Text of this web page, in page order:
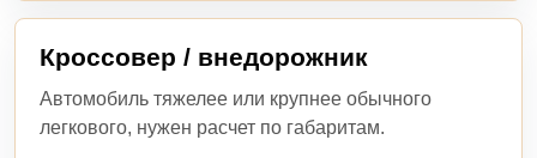
Кроссовер / внедорожник
Автомобиль тяжелее или крупнее обычного
легкового, нужен расчет по габаритам.